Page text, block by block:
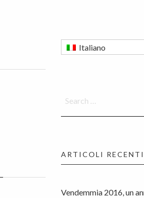
Italiano
ARTICOLI RECENTI
Vendemmia 2016, un